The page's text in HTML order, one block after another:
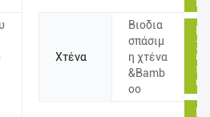
Χτένα
Βιοδια
σπάσιμ
η χτένα
&Bamb
oo